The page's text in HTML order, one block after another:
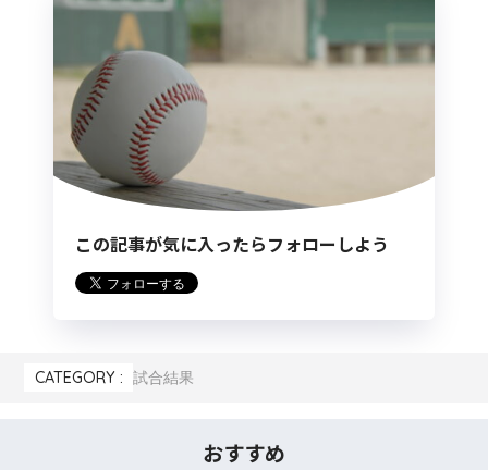
この記事が気に入ったらフォローしよう
CATEGORY : 試合結果
おすすめ